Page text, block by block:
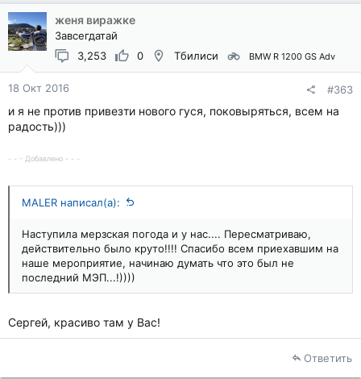
женя виражке
Завсегдатай
3,253
0 Тбилиси BMW R 1200 GS Adv
18 Окт 2016 #363
и я не против привезти нового гуся, поковыряться, всем на
радость)))
- - - Добавлено - - -
MALER написал(а):
Наступила мерзская погода и у нас.... Пересматриваю,
действительно было круто!!!! Спасибо всем приехавшим на
наше мероприятие, начинаю думать что это был не
последний МЭП...!))))
Сергей, красиво там у Вас!
Ответить